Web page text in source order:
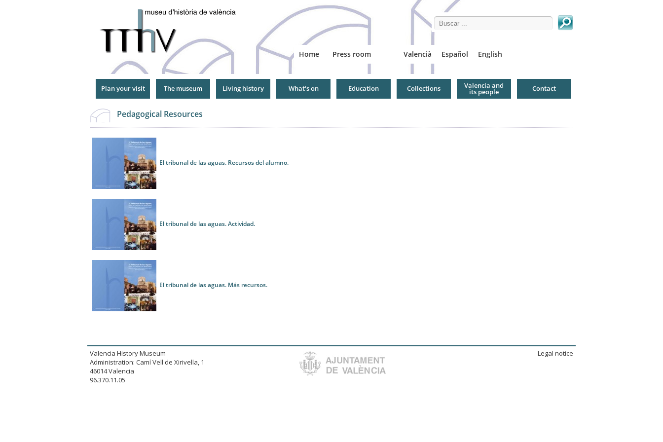
Search this site
Valencià Español English
Home Press room
Plan your visit The museum Living history What's on Education Collections Valencia and
its people Contact
Pedagogical Resources
El tribunal de las aguas. Recursos del alumno.
El tribunal de las aguas. Actividad.
El tribunal de las aguas. Más recursos.
Valencia History Museum
Administration: Camí Vell de Xirivella, 1
46014 Valencia
96.370.11.05
Legal notice